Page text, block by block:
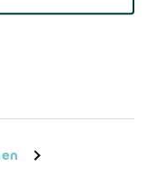
Cookies